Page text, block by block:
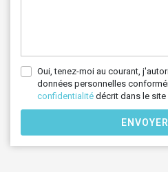
Oui, tenez-moi au courant,
données personnelles
confidentialité décrit dans le site
ENVOYER